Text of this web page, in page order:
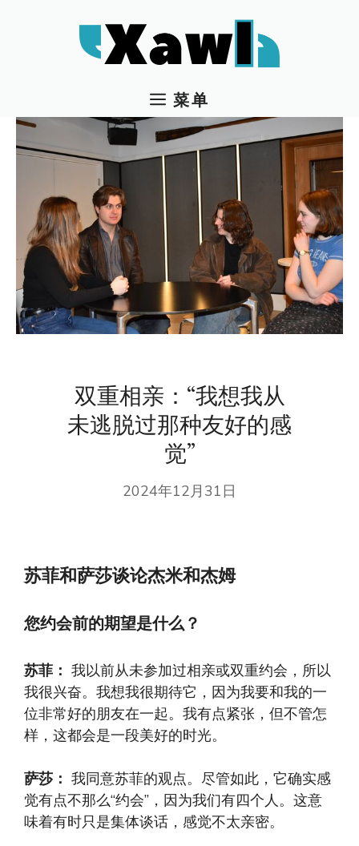
菜单
双重相亲：“我想我从
未逃脱过那种友好的感
觉”
2024年12月31日
苏菲和萨莎谈论杰米和杰姆
您约会前的期望是什么？
苏菲： 我以前从未参加过相亲或双重约会，所以
我很兴奋。我想我很期待它，因为我要和我的一
位非常好的朋友在一起。我有点紧张，但不管怎
样，这都会是一段美好的时光。
萨莎： 我同意苏菲的观点。尽管如此，它确实感
觉有点不那么“约会”，因为我们有四个人。这意
味着有时只是集体谈话，感觉不太亲密。